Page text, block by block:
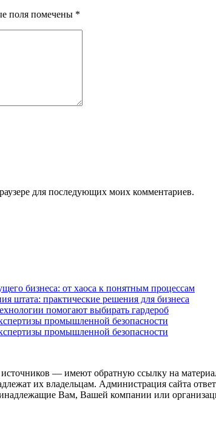
поля помечены *
для последующих моих комментариев.
бизнеса: от хаоса к понятным процессам
штата: практические решения для бизнеса
помогают выбирать гардероб
промышленной безопасности
промышленной безопасности
— имеют обратную ссылку на
их владельцам. Администрация сайта
Вам, Вашей компании или